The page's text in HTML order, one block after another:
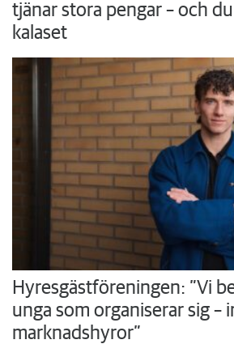
tjänar stora pengar – och
kalaset
Hyresgästföreningen: ”Vi
unga som organiserar sig –
marknadshyror”